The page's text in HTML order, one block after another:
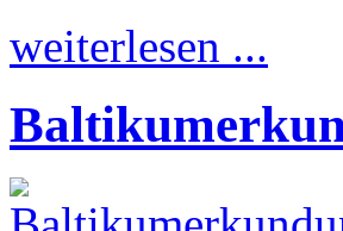
weiterlesen ...